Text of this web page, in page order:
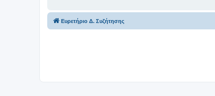
Ευρετήριο Δ. Συζήτησης